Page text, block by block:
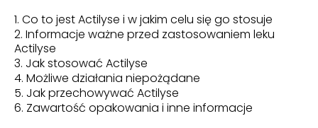
Co to jest Actilyse i w jakim celu się go stosuje
Informacje ważne przed zastosowaniem leku
Actilyse
Jak stosować Actilyse
Możliwe działania niepożądane
Jak przechowywać Actilyse
Zawartość opakowania i inne informacje